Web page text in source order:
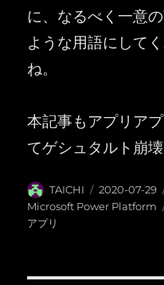
に、なるべく一意
ような用語にして
ね。
本記事もアプリア
てゲシュタルト崩
投
稿
者
TAICHI
投
稿
2020-07-29
Microsoft Power Platform
アプリ